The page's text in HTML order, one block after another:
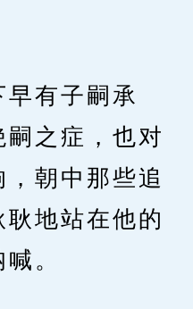
有子嗣承
之症，也对
朝中那些追
地站在他的
。